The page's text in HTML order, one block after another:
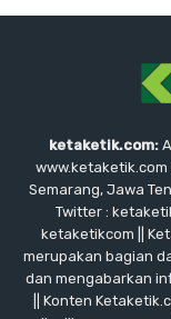
ketaketik.com:
www.ketaketik.com
Semarang, Jawa
Twitter :
ketaketikcom ||
merupakan bagian
dan mengabarkan
|| Konten